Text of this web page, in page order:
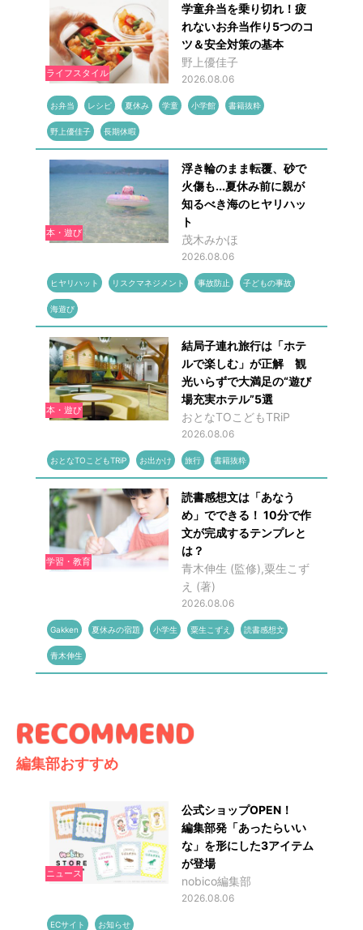
ライフスタイル
学童弁当を乗り切れ！疲
れないお弁当作り5つのコ
ツ＆安全対策の基本
野上優佳子
2026.08.06
お弁当 レシピ 夏休み 学童 小学館 書籍抜粋
野上優佳子 長期休暇
本・遊び
浮き輪のまま転覆、砂で
火傷も...夏休み前に親が
知るべき海のヒヤリハッ
ト
茂木みかほ
2026.08.06
ヒヤリハット リスクマネジメント 事故防止 子どもの事故
海遊び
本・遊び
結局子連れ旅行は「ホテ
ルで楽しむ」が正解 観
光いらずで大満足の“遊び
場充実ホテル”5選
おとなTOこどもTRiP
2026.08.06
おとなTOこどもTRiP お出かけ 旅行 書籍抜粋
学習・教育
読書感想文は「あなう
め」でできる！ 10分で作
文が完成するテンプレと
は？
青木伸生 (監修),粟生こず
え (著)
2026.08.06
Gakken 夏休みの宿題 小学生 粟生こずえ 読書感想文
青木伸生
編集部おすすめ
ニュース
公式ショップOPEN！
編集部発「あったらいい
な」を形にした3アイテム
が登場
nobico編集部
2026.08.06
ECサイト お知らせ